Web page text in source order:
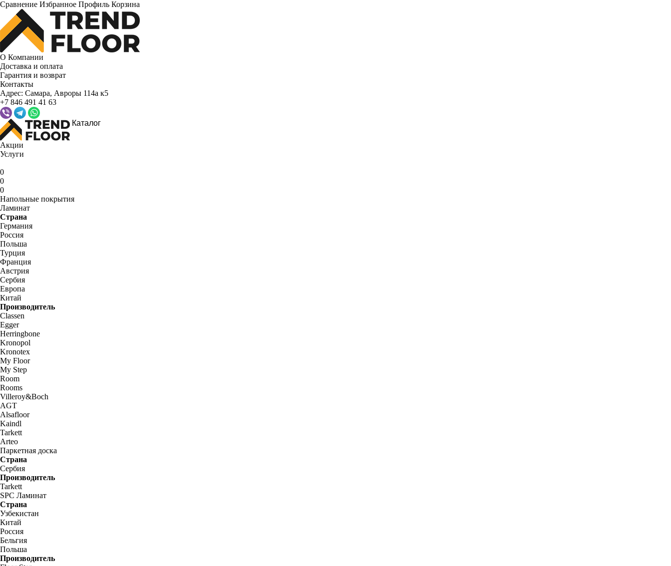
Сравнение Избранное Профиль Корзина
О Компании
Доставка и оплата
Гарантия и возврат
Контакты
Адрес: Самара, Авроры 114а к5
+7 846 491 41 63
Каталог
Акции
Услуги
0
0
0
Напольные покрытия
Ламинат
Страна
Германия
Россия
Польша
Турция
Франция
Австрия
Сербия
Европа
Китай
Производитель
Classen
Egger
Herringbone
Kronopol
Kronotex
My Floor
My Step
Room
Rooms
Villeroy&Boch
AGT
Alsafloor
Kaindl
Tarkett
Arteo
Паркетная доска
Страна
Сербия
Производитель
Tarkett
SPC Ламинат
Страна
Узбекистан
Китай
Россия
Бельгия
Польша
Производитель